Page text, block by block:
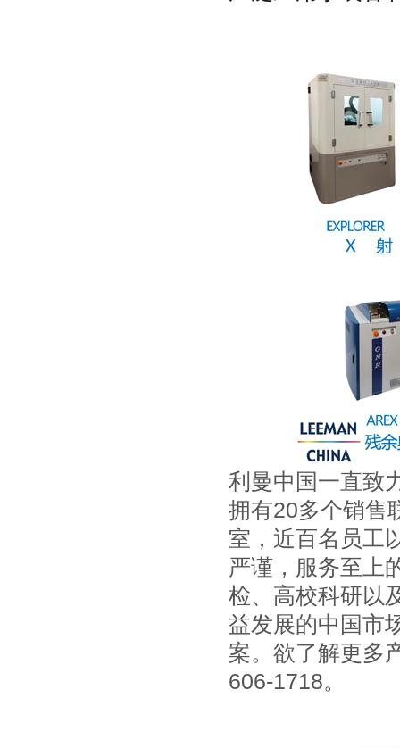
利曼中国一直致
拥有20多个销售
室，近百名员工
严谨，服务至上
检、高校科研以
益发展的中国市
案。 欲了解更多
606-1718。